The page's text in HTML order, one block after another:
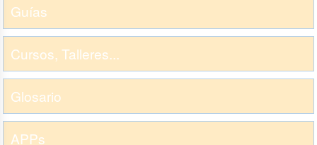
Guías
Cursos, Talleres...
Glosario
APPs